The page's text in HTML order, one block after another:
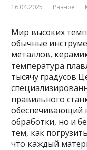
16.04.2025 Разное
Мир высоких
обычные
металлов,
температура
тысячу градусов
правильного
обеспечивающий
обработки, но и
тем, как
что каждый